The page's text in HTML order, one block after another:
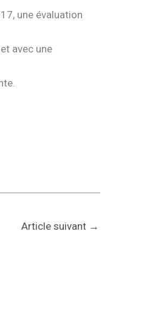
une évaluation
avec une
Article suivant →